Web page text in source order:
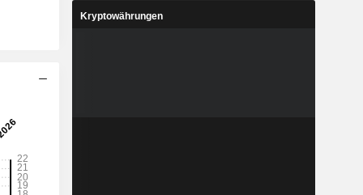
Kryptowährungen